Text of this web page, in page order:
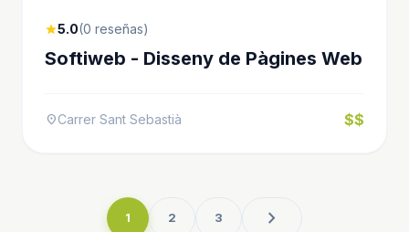
star5.0(0 reseñas)
Softiweb - Disseny de Pàgines Web
location_onCarrer Sant Sebastià $$
1 2 3 chevron_right